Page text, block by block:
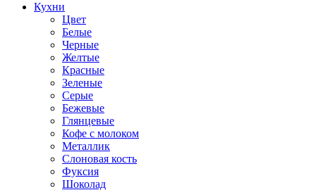
Кухни
Цвет
Белые
Черные
Желтые
Красные
Зеленые
Серые
Бежевые
Глянцевые
Кофе с молоком
Металлик
Слоновая кость
Фуксия
Шоколад